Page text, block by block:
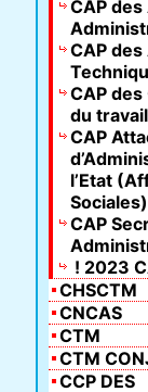
CAP
CAP
CAP
du travail
CAP
l’Etat
Sociales)
CAP
! 2023
CHSCTM
CNCAS
CTM
CTM
CCP DES